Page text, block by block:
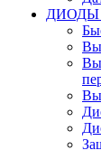
ДИОДЫ